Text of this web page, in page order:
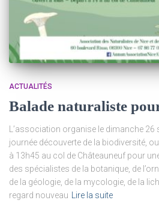
ACTUALITÉS
Balade naturaliste
L’association organise le dimanche 26
journée découverte de la biodiversité,
à 13h45 au col de Châteauneuf pour
des spécialistes de la botanique, de
de la géologie, de la mycologie, de la
regard nouveau
Lire la suite